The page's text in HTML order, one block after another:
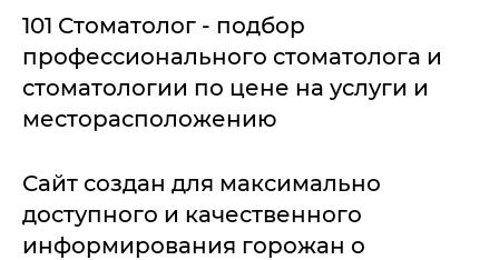
101 Стоматолог - подбор
профессионального стоматолога и
стоматологии по цене на услуги и
месторасположению
Сайт создан для максимально
доступного и качественного
информирования горожан о